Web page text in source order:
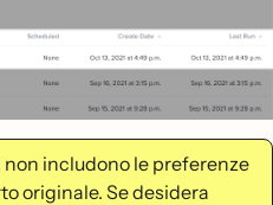
includono le preferenze
originale. Se desidera